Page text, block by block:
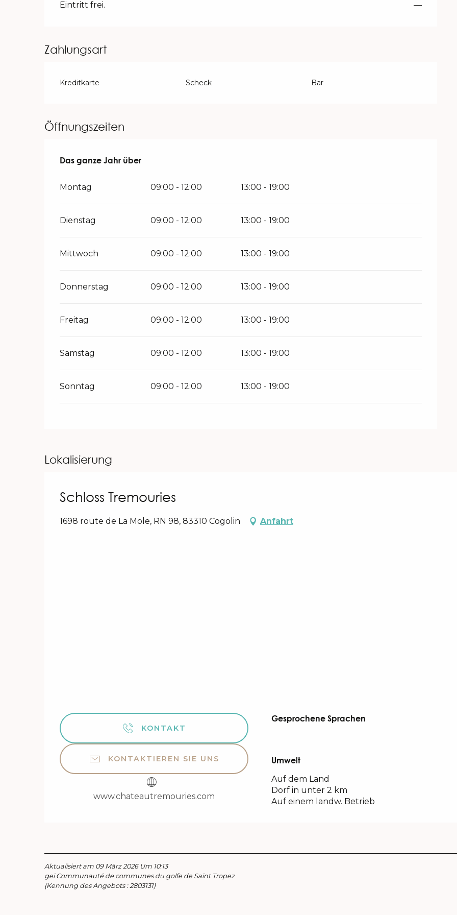
Eintritt frei. —
Zahlungsart
Kreditkarte Scheck Bar
Öffnungszeiten
Das ganze Jahr über
Das ganze Jahr über
Montag 09:00 - 12:00 13:00 - 19:00
Dienstag 09:00 - 12:00 13:00 - 19:00
Mittwoch 09:00 - 12:00 13:00 - 19:00
Donnerstag 09:00 - 12:00 13:00 - 19:00
Freitag 09:00 - 12:00 13:00 - 19:00
Samstag 09:00 - 12:00 13:00 - 19:00
Sonntag 09:00 - 12:00 13:00 - 19:00
Lokalisierung
Schloss Tremouries
1698 route de La Mole, RN 98, 83310 Cogolin Anfahrt
KONTAKT
KONTAKTIEREN SIE UNS
www.chateautremouries.com
Gesprochene Sprachen
Gesprochene Sprachen
Umwelt
Umwelt
Auf dem Land
Dorf in unter 2 km
Auf einem landw. Betrieb
Aktualisiert am 09 März 2026 Um 10:13
gei Communauté de communes du golfe de Saint Tropez
(Kennung des Angebots :2803131)